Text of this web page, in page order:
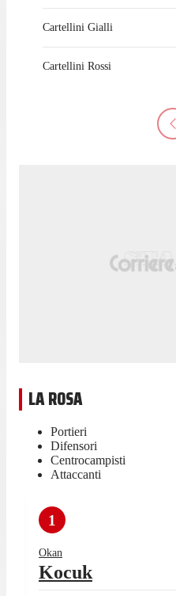
Cartellini Gialli
Cartellini Rossi
LA ROSA
Portieri
Difensori
Centrocampisti
Attaccanti
1
Okan
Kocuk